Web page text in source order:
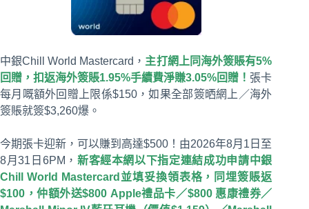
中銀Chill World Mastercard， 主打網上同海外簽賬有5%
回贈，扣返海外簽賬1.95%手續費淨賺3.05%回贈！ 張卡
每月嘅額外回贈上限係$150，如果全部簽晒網上／海外
簽賬就簽$3,260爆。
今期張卡迎新，可以賺到高達$500！由2026年8月1日至
8月31日6PM， 新客經本網以下指定連結成功申請中銀
Chill World Mastercard並填妥換領表格，同埋簽賬返
$100，仲額外送$800 Apple禮品卡／$800 惠康禮券／